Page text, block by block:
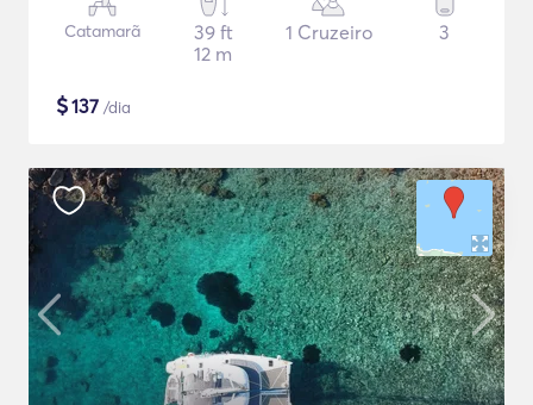
Catamarã
39 ft
12 m
1 Cruzeiro 3
$137 /dia